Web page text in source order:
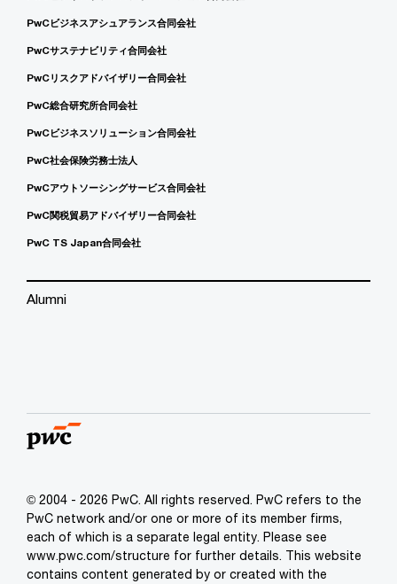
PwCビジネスアシュアランス合同会社
PwCサステナビリティ合同会社
PwCリスクアドバイザリー合同会社
PwC総合研究所合同会社
PwCビジネスソリューション合同会社
PwC社会保険労務士法人
PwCアウトソーシングサービス合同会社
PwC関税貿易アドバイザリー合同会社
PwC TS Japan合同会社
Alumni
© 2004 - 2026 PwC. All rights reserved. PwC refers to the
PwC network and/or one or more of its member firms,
each of which is a separate legal entity. Please see
www.pwc.com/structure for further details. This website
contains content generated by or created with the